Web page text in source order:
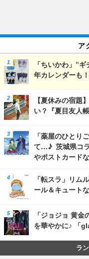
ア
「ちいかわ」“
年カレンダーも
【夏休みの宿題
い？『夏目友人
「薬屋のひとり
て…♪ 茨城県コラ
やポストカード
「転スラ」リム
ール＆キュート
「ジョジョ 黄
を華やかに♪ 「
ラ